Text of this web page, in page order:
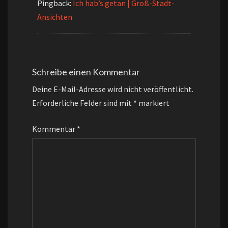
Pingback: Ich hab’s getan | Groß-Stadt-
Ansichten
Schreibe einen Kommentar
Deine E-Mail-Adresse wird nicht veröffentlicht.
Erforderliche Felder sind mit * markiert
Kommentar *